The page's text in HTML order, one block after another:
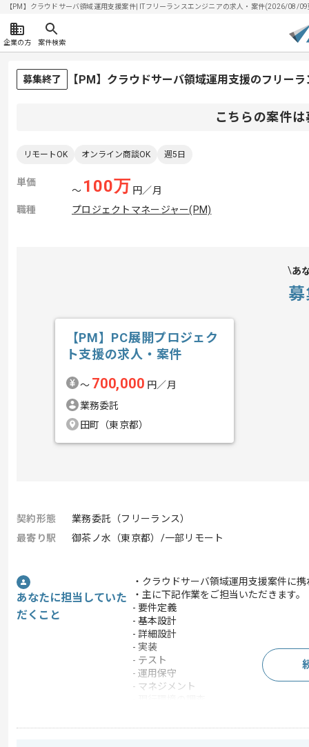
【PM】クラウドサーバ領域運用支援案件| ITフリーランスエンジニアの求人・案件(2026/08/
企業の方 案件検索
募集終了 【PM】クラウドサーバ領域運用支援のフリー
こちらの案件
リモートOK オンライン商談OK 週5日
単価
〜 100万 円／月
職種
プロジェクトマネージャー(PM)
あ
【PM】PC展開プロジェク
ト支援の求人・案件
〜 700,000 円／月
業務委託
田町（東京都）
契約形態
業務委託（フリーランス）
最寄り駅
御茶ノ水（東京都）/一部リモート
あなたに担当していた
だくこと
・クラウドサーバ領域運用支援案件に
・主に下記作業をご担当いただきます。
- 要件定義
- 基本設計
- 詳細設計
- 実装
- テスト
- 運用保守
- マネジメント
- 運用改善実行